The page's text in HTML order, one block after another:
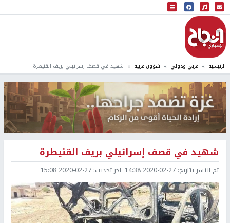
البث المباشر
إذاعة النجاح
الرئيسية عربي ودولي شؤون عربية شهيد في قصف إسرائيلي بريف القنيطرة
شهيد في قصف إسرائيلي بريف القنيطرة
تم النشر بتاريخ: 2020-02-27 14:38 اخر تحديث: 2020-02-27 15:08